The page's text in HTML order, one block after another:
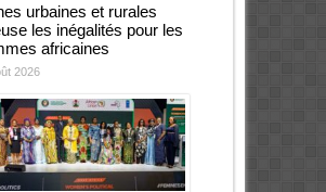
urbaines et rurales
les inégalités pour les
africaines
2026